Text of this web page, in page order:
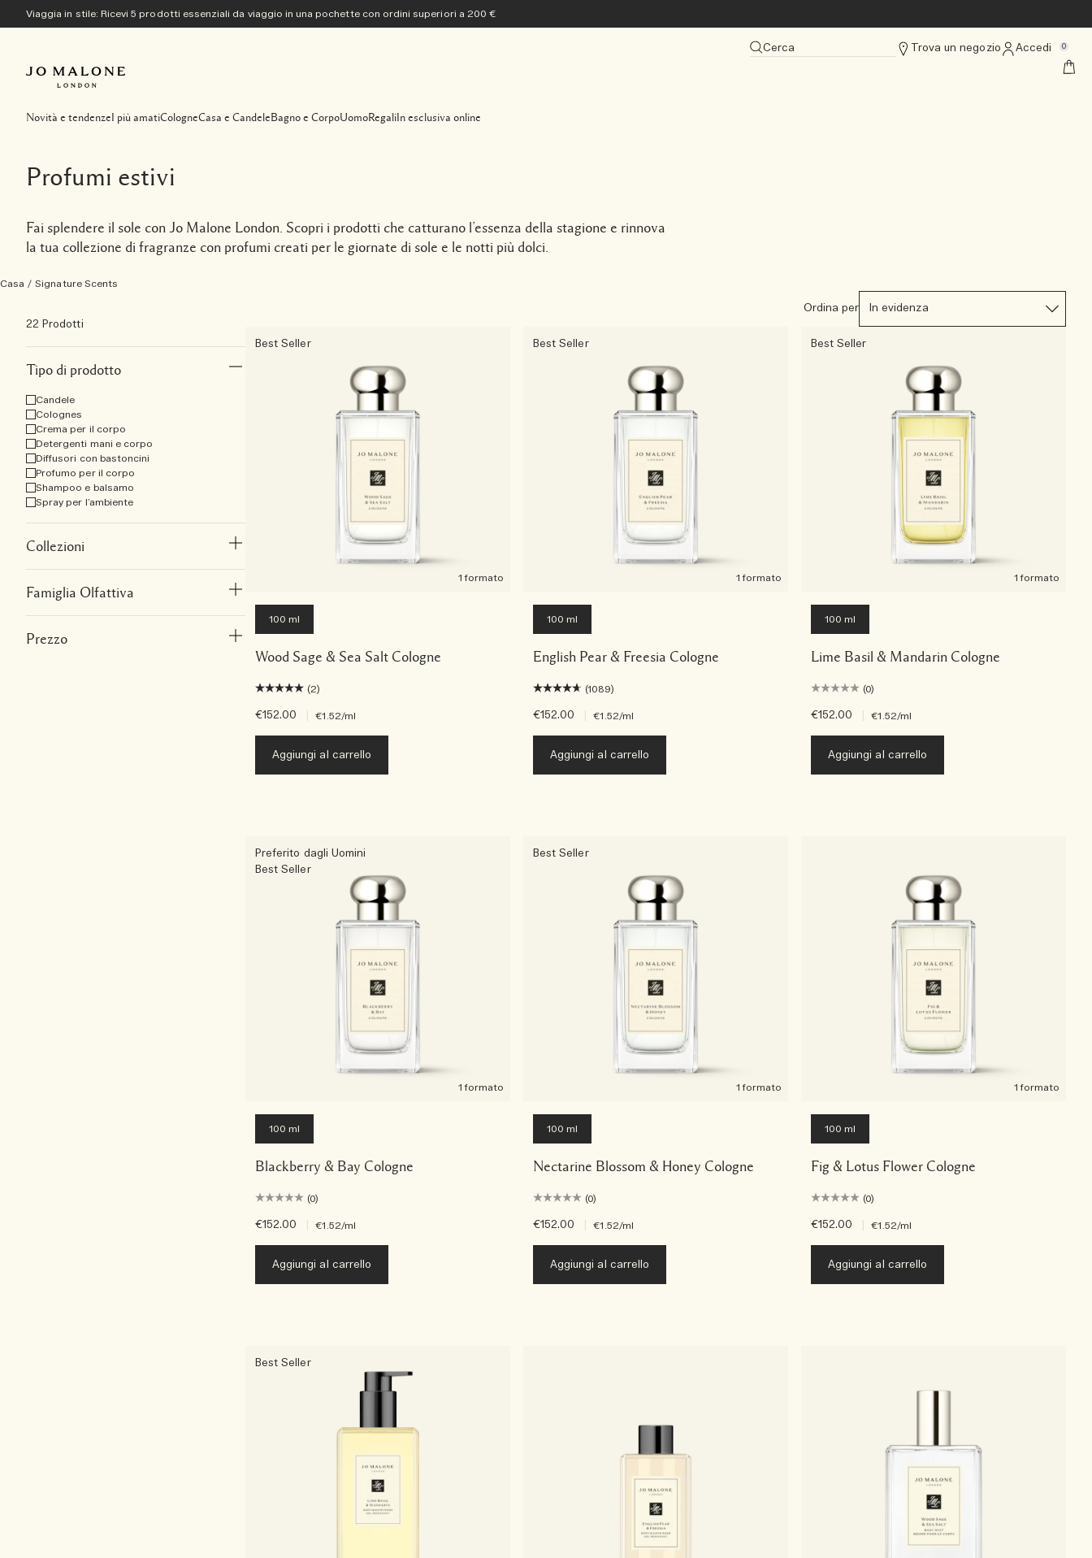
Viaggia in stile: Ricevi 5 prodotti essenziali da viaggio in una pochette con ordini superiori a 200 €
Cerca Trova un negozio Accedi 0
Novità e tendenzeI più amatiCologneCasa e CandeleBagno e CorpoUomoRegaliIn esclusiva online
Profumi estivi
Fai splendere il sole con Jo Malone London. Scopri i prodotti che catturano l’essenza della stagione e rinnova
la tua collezione di fragranze con profumi creati per le giornate di sole e le notti più dolci.
Casa / Signature Scents
22 Prodotti
Tipo di prodotto
Candele
Colognes
Crema per il corpo
Detergenti mani e corpo
Diffusori con bastoncini
Profumo per il corpo
Shampoo e balsamo
Spray per l’ambiente
Collezioni
Famiglia Olfattiva
Prezzo
Ordina per
Best Seller
1 formato
100 ml
Wood Sage & Sea Salt Cologne
(2)
€152.00 €1.52/ml
Aggiungi al carrello
Best Seller
1 formato
100 ml
English Pear & Freesia Cologne
(1089)
€152.00 €1.52/ml
Aggiungi al carrello
Best Seller
1 formato
100 ml
Lime Basil & Mandarin Cologne
(0)
€152.00 €1.52/ml
Aggiungi al carrello
Preferito dagli Uomini
Best Seller
1 formato
100 ml
Blackberry & Bay Cologne
(0)
€152.00 €1.52/ml
Aggiungi al carrello
Best Seller
1 formato
100 ml
Nectarine Blossom & Honey Cologne
(0)
€152.00 €1.52/ml
Aggiungi al carrello
1 formato
100 ml
Fig & Lotus Flower Cologne
(0)
€152.00 €1.52/ml
Aggiungi al carrello
Best Seller